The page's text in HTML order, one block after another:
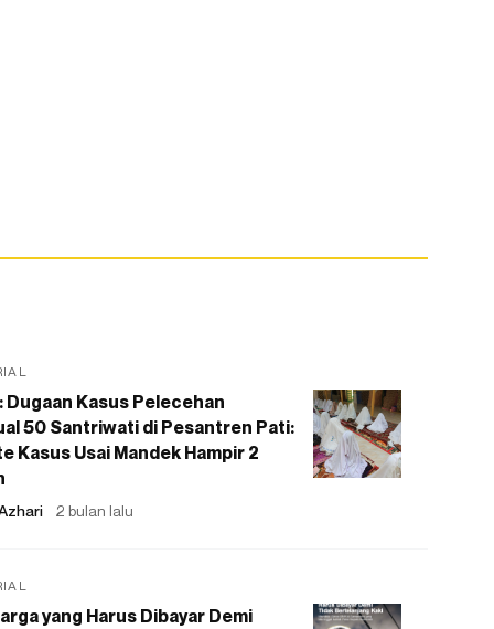
Dugaan Kasus Pelecehan
50 Santriwati di Pesantren Pati:
Kasus Usai Mandek Hampir 2
2 bulan lalu
yang Harus Dibayar Demi